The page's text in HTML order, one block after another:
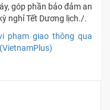
góp phần bảo đảm an
nghỉ Tết Dương lịch./.
phạm giao thông qua